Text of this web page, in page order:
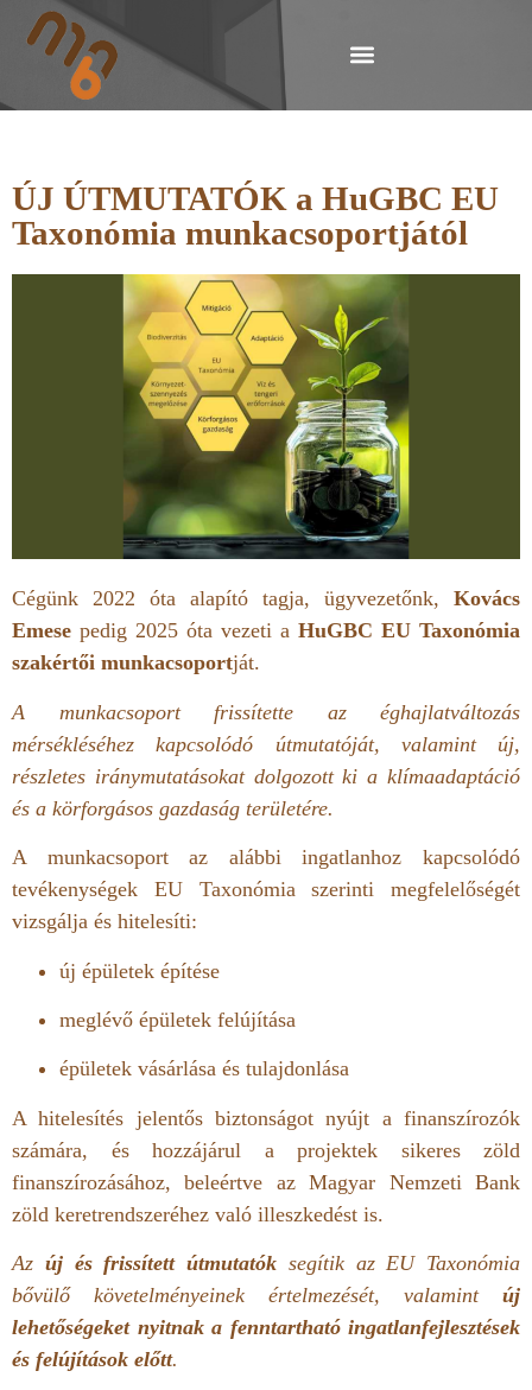
ÚJ ÚTMUTATÓK a HuGBC EU
Taxonómia munkacsoportjától
Cégünk 2022 óta alapító tagja, ügyvezetőnk, Kovács
Emese pedig 2025 óta vezeti a HuGBC EU Taxonómia
szakértői munkacsoportját.
A munkacsoport frissítette az éghajlatváltozás
mérsékléséhez kapcsolódó útmutatóját, valamint új,
részletes iránymutatásokat dolgozott ki a klímaadaptáció
és a körforgásos gazdaság területére.
A munkacsoport az alábbi ingatlanhoz kapcsolódó
tevékenységek EU Taxonómia szerinti megfelelőségét
vizsgálja és hitelesíti:
új épületek építése
meglévő épületek felújítása
épületek vásárlása és tulajdonlása
A hitelesítés jelentős biztonságot nyújt a finanszírozók
számára, és hozzájárul a projektek sikeres zöld
finanszírozásához, beleértve azMagyar Nemzeti Bank
zöld keretrendszeréhez való illeszkedést is.
Az új és frissített útmutatók segítik az EU Taxonómia
bővülő követelményeinek értelmezését, valamint új
lehetőségeket nyitnak a fenntartható ingatlanfejlesztések
és felújítások előtt.